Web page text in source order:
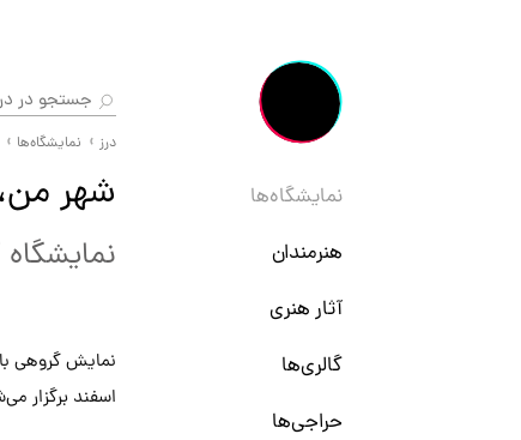
نمایشگاه‌ها
هنرمندان
آثار هنری
گالری‌ها
حراجی‌ها
درز نمایشگاه‌ها
شهر
نمایش گروهی
اسفند برگزار